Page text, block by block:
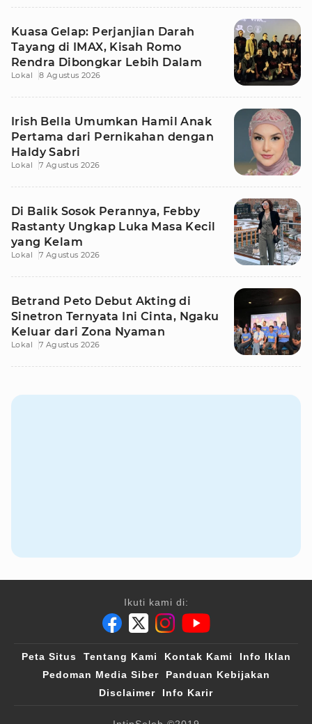
Kuasa Gelap: Perjanjian Darah
Tayang di IMAX, Kisah Romo
Rendra Dibongkar Lebih Dalam
Lokal 8 Agustus 2026
Irish Bella Umumkan Hamil Anak
Pertama dari Pernikahan dengan
Haldy Sabri
Lokal 7 Agustus 2026
Di Balik Sosok Perannya, Febby
Rastanty Ungkap Luka Masa Kecil
yang Kelam
Lokal 7 Agustus 2026
Betrand Peto Debut Akting di
Sinetron Ternyata Ini Cinta, Ngaku
Keluar dari Zona Nyaman
Lokal 7 Agustus 2026
Ikuti kami di:
Peta Situs Tentang Kami Kontak Kami
Info Iklan
Pedoman Media Siber
Panduan Kebijakan
Disclaimer
Info Karir